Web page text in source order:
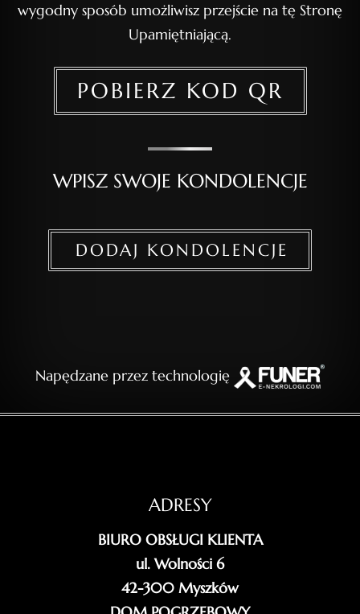
wygodny sposób umożliwisz przejście na tę Stronę
Upamiętniającą.
POBIERZ KOD QR
WPISZ SWOJE KONDOLENCJE
DODAJ KONDOLENCJE
Napędzane przez technologię
ADRESY
BIURO OBSŁUGI KLIENTA
ul. Wolności 6
42-300 Myszków